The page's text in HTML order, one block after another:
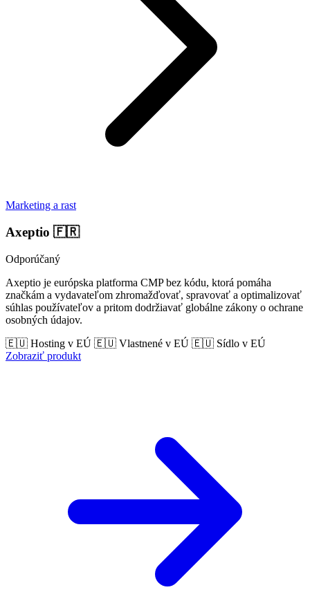
Marketing a rast
Axeptio 🇫🇷
Odporúčaný
Axeptio je európska platforma CMP bez kódu, ktorá pomáha
značkám a vydavateľom zhromažďovať, spravovať a optimalizovať
súhlas používateľov a pritom dodržiavať globálne zákony o ochrane
osobných údajov.
🇪🇺 Hosting v EÚ 🇪🇺 Vlastnené v EÚ 🇪🇺 Sídlo v EÚ
Zobraziť produkt